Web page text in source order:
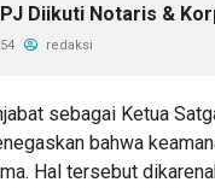
Diikuti Notaris &
redaksi
sebagai Ketua
bahwa
Hal tersebut